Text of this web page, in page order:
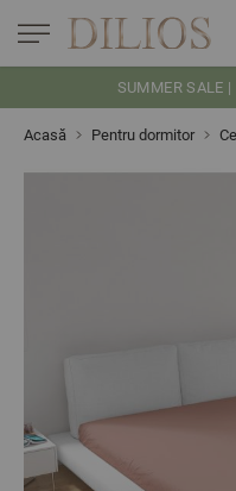
SUMMER SALE
Acasă Pentru dormitor